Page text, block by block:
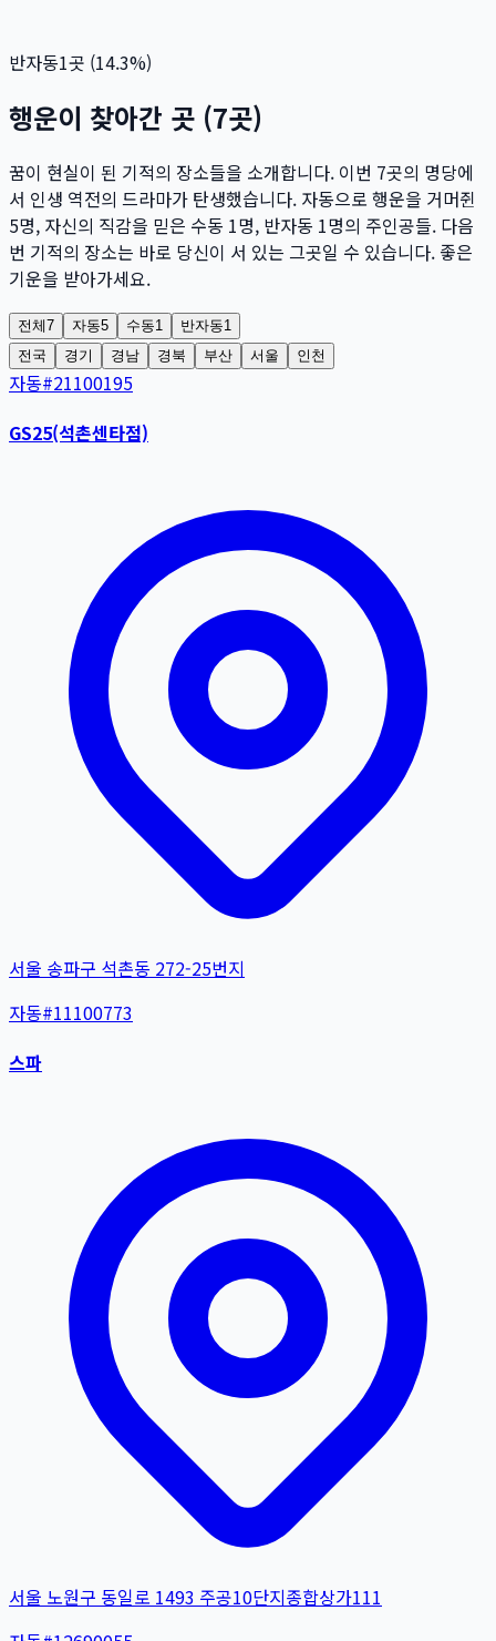
반자동1곳 (14.3%)
행운이 찾아간 곳 (7곳)
꿈이 현실이 된 기적의 장소들을 소개합니다. 이번 7곳의 명당에
서 인생 역전의 드라마가 탄생했습니다. 자동으로 행운을 거머쥔
5명, 자신의 직감을 믿은 수동 1명, 반자동 1명의 주인공들. 다음
번 기적의 장소는 바로 당신이 서 있는 그곳일 수 있습니다. 좋은
기운을 받아가세요.
전체7 자동5 수동1 반자동1
전국
경기 경남 경북 부산 서울 인천
자동#21100195
GS25(석촌센타점)
서울 송파구 석촌동 272-25번지
자동#11100773
스파
서울 노원구 동일로 1493 주공10단지종합상가111